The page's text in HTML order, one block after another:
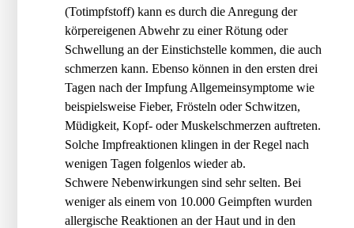
(Totimpfstoff) kann es durch die Anregung der
körpereigenen Abwehr zu einer Rötung oder
Schwellung an der Einstichstelle kommen, die auch
schmerzen kann. Ebenso können in den ersten drei
Tagen nach der Impfung Allgemeinsymptome wie
beispielsweise Fieber, Frösteln oder Schwitzen,
Müdigkeit, Kopf- oder Muskelschmerzen auftreten.
Solche Impfreaktionen klingen in der Regel nach
wenigen Tagen folgenlos wieder ab.
Schwere Nebenwirkungen sind sehr selten. Bei
weniger als einem von 10.000 Geimpften wurden
allergische Reaktionen an der Haut und in den